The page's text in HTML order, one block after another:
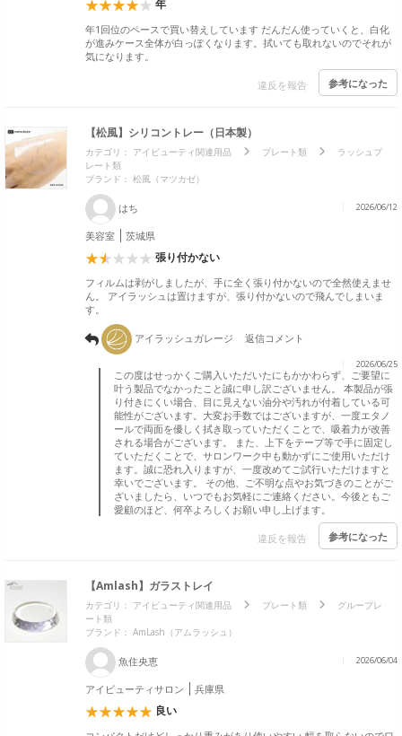
年
年1回位のペースで買い替えしています だんだん使っていくと、白化
が進みケース全体が白っぽくなります。拭いても取れないのでそれが
気になります。
違反を報告 参考になった
【松風】シリコントレー（日本製）
カテゴリ： アイビューティ関連用品 プレート類
ラッシュプ
レート類
ブランド： 松風（マツカゼ）
はち 2026/06/12
美容室 茨城県
張り付かない
フィルムは剥がしましたが、手に全く張り付かないので全然使えませ
ん。 アイラッシュは置けますが、張り付かないので飛んでしまいま
す。
アイラッシュガレージ 返信コメント
2026/06/25
この度はせっかくご購入いただいたにもかかわらず、ご要望に
叶う製品でなかったこと誠に申し訳ございません。 本製品が張
り付きにくい場合、目に見えない油分や汚れが付着している可
能性がございます。大変お手数ではございますが、一度エタノ
ールで両面を優しく拭き取っていただくことで、吸着力が改善
される場合がございます。 また、上下をテープ等で手に固定し
ていただくことで、サロンワーク中も動かずにご使用いただけ
ます。誠に恐れ入りますが、一度改めてご試行いただけますと
幸いでございます。 その他、ご不明な点やお気づきのことがご
ざいましたら、いつでもお気軽にご連絡ください。今後ともご
愛顧のほど、何卒よろしくお願い申し上げます。
違反を報告 参考になった
【Amlash】ガラストレイ
カテゴリ： アイビューティ関連用品 プレート類
グループレ
ート類
ブランド： AmLash（アムラッシュ）
魚住央恵 2026/06/04
アイビューティサロン 兵庫県
良い